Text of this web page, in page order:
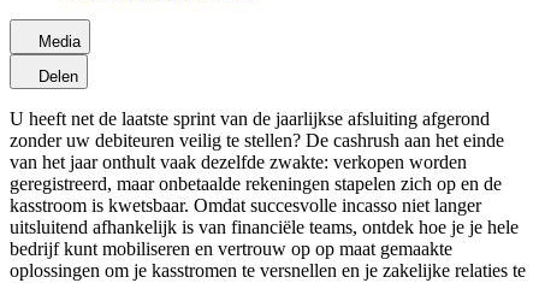
Media
Delen
U heeft net de laatste sprint van de jaarlijkse afsluiting afgerond
zonder uw debiteuren veilig te stellen? De cashrush aan het einde
van het jaar onthult vaak dezelfde zwakte: verkopen worden
geregistreerd, maar onbetaalde rekeningen stapelen zich op en de
kasstroom is kwetsbaar. Omdat succesvolle incasso niet langer
uitsluitend afhankelijk is van financiële teams, ontdek hoe je je hele
bedrijf kunt mobiliseren en vertrouw op op maat gemaakte
oplossingen om je kasstromen te versnellen en je zakelijke relaties te